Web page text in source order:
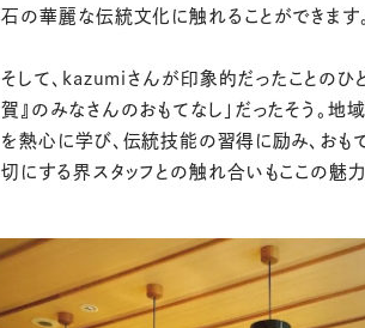
石の華麗な伝統文化に触れることができます。
そして、kazumiさんが印象的だったことのひ
賀』のみなさんのおもてなし」だったそう。地
を熱心に学び、伝統技能の習得に励み、おも
切にする界スタッフとの触れ合いもここの魅力